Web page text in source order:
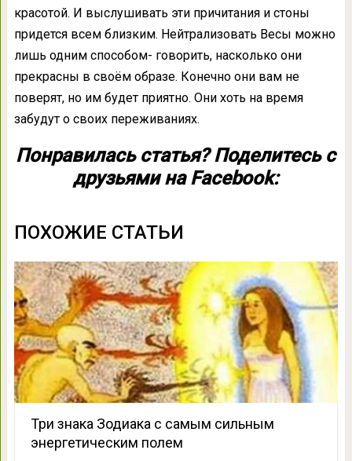
красотой. И выслушивать эти причитания и стоны
придется всем близким. Нейтрализовать Весы можно
лишь одним способом- говорить, насколько они
прекрасны в своём образе. Конечно они вам не
поверят, но им будет приятно. Они хоть на время
забудут о своих переживаниях.
Понравилась статья? Поделитесь с
друзьями на Facebook:
ПОХОЖИЕ СТАТЬИ
Три знака Зодиака с самым сильным
энергетическим полем